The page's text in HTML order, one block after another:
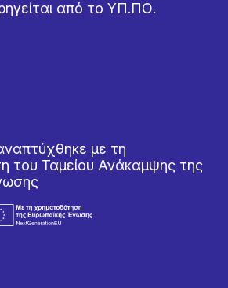
από το ΥΠ.ΠΟ.
με τη
του Ταμείου Ανάκαμψης της